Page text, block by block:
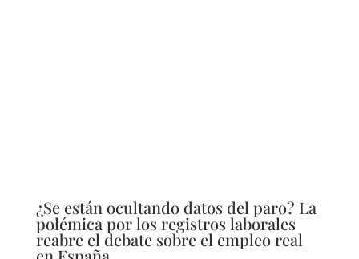
¿Se están ocultando datos del paro? La
polémica por los registros laborales
reabre el debate sobre el empleo real